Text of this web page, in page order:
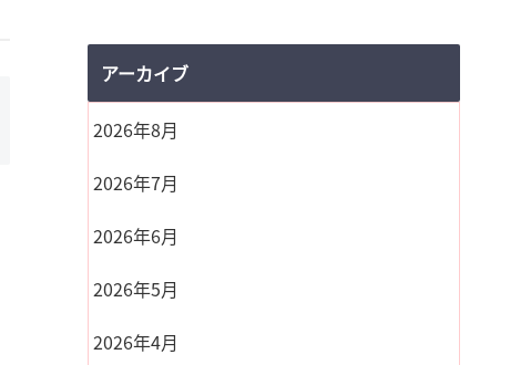
アーカイブ
2026年8月
2026年7月
2026年6月
2026年5月
2026年4月